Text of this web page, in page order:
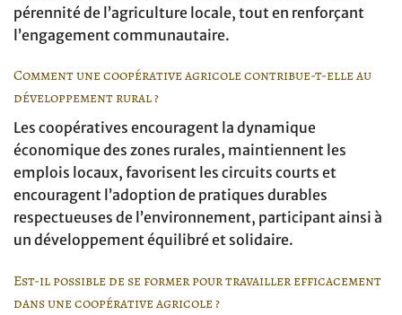
pérennité de l’agriculture locale, tout en renforçant
l’engagement communautaire.
Comment une coopérative agricole contribue-t-elle au
développement rural ?
Les coopératives encouragent la dynamique
économique des zones rurales, maintiennent les
emplois locaux, favorisent les circuits courts et
encouragent l’adoption de pratiques durables
respectueuses de l’environnement, participant ainsi à
un développement équilibré et solidaire.
Est-il possible de se former pour travailler efficacement
dans une coopérative agricole ?